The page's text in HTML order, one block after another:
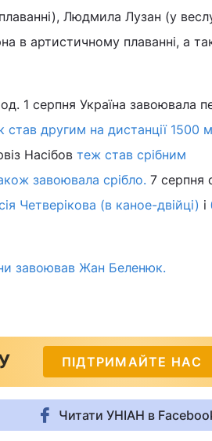
Людмила Лузан (у
в артистичному плаванні, а
1 серпня Україна завоювала
другим на дистанції 1500
Насібов теж став срібним
завоювала срібло. 7 серпня
Четверікова (в каное-двійці) і
завоював Жан Беленюк.
ПІДТРИМАЙТЕ НАС
Читати УНІАН в